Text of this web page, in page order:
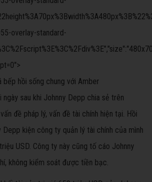
overlay-standard-
bếp hồi sống chung với Amber
ngày sau khi Johnny Depp chia sẻ trên
đề pháp lý, vấn đề tài chính hiện tại. Hồi
kiện công ty quản lý tài chính của mình
USD. Công ty này cũng tố cáo Johnny
không kiểm soát được tiền bạc.